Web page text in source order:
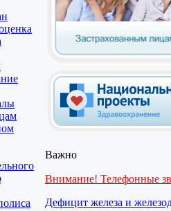
Важно
Внимание! Телефонные
Дефицит железа и